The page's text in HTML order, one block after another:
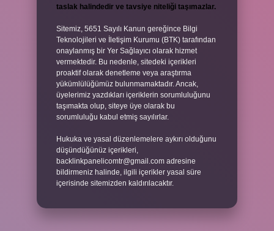
taslak halindedir ve tavsiye niteliği taşımazlar.
Sitemiz, 5651 Sayılı Kanun gereğince Bilgi
Teknolojileri ve İletişim Kurumu (BTK) tarafından
onaylanmış bir Yer Sağlayıcı olarak hizmet
vermektedir. Bu nedenle, sitedeki içerikleri
proaktif olarak denetleme veya araştırma
yükümlülüğümüz bulunmamaktadır. Ancak,
üyelerimiz yazdıkları içeriklerin sorumluluğunu
taşımakta olup, siteye üye olarak bu
sorumluluğu kabul etmiş sayılırlar.
Hukuka ve yasal düzenlemelere aykırı olduğunu
düşündüğünüz içerikleri,
backlinkpanelicomtr@gmail.com adresine
bildirmeniz halinde, ilgili içerikler yasal süre
içerisinde sitemizden kaldırılacaktır.